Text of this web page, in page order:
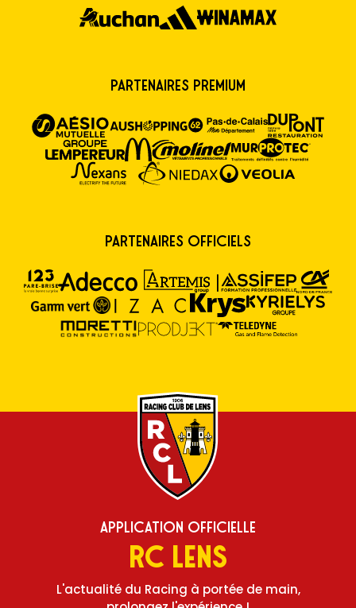
Partenaires premium
Partenaires Officiels
Application Officielle
RC Lens
L'actualité du Racing à portée de main,